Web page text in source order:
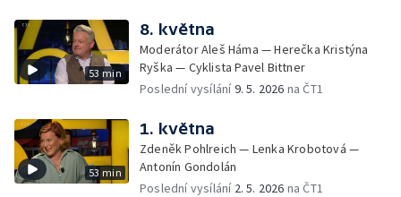
53 min
8. května
Moderátor Aleš Háma — Herečka Kristýna
Ryška — Cyklista Pavel Bittner
Poslední vysílání9. 5. 2026 na ČT1
53 min
1. května
Zdeněk Pohlreich — Lenka Krobotová —
Antonín Gondolán
Poslední vysílání 2. 5. 2026 na ČT1